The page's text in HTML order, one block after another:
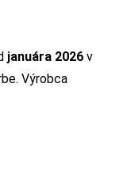
januára 2026 v
Výrobca